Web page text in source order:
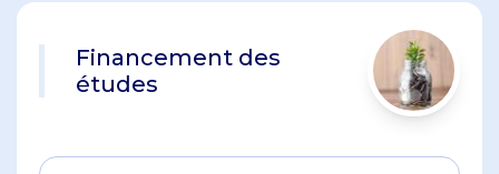
Financement des
études